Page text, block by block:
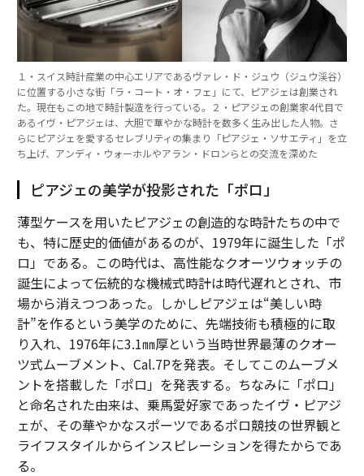
１・スイス時計産業の中心エリアであるヴァレ・ド・ジュウ（ジュウ渓谷）
に位置する小さな街「ラ・コート・オ・フェ」にて、ピアジェは創業され
た。現在もこの地で時計製造を行っている。２・ピアジェの創業家4代目で
あるイヴ・ピアジェは、大胆で華やかな時計を数多く生み出した人物。さ
らにピアジェを愛するセレブリティの集まり「ピアジェ・ソサエティ」を立
ち上げ、アンディ・ウォーホルやアラン・ドロンらとの交流を深めた
ピアジェの美学が投影された「ポロ」
薄型ケースを用いたピアジェの創造的な時計たちの中で
も、特に歴史的価値があるのが、1979年に誕生した「ポ
ロ」である。この時代は、高性能なクオーツウォッチの
誕生によって伝統的な機械式時計は時代遅れとされ、市
場から消えつつあった。しかしピアジェは“美しい時
計”を作るという美学のために、先端技術も積極的に取
り入れ、1976年に3.1㎜厚という当時世界最薄のクオー
ツ式ムーブメント、Cal.7Pを発表。そしてこのムーブメ
ントを搭載した「ポロ」を発表する。ちなみに「ポロ」
と命名された由来は、乗馬愛好家であったイヴ・ピアジ
ェが、その華やかなスポーツであるポロ競技の世界観と
ライフスタイルからインスピレーションを得たからであ
る。